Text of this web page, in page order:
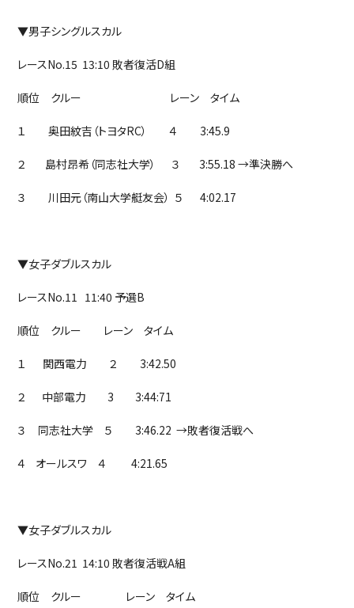
▼男子シングルスカル
レースNo.15 13:10 敗者復活D組
順位 クルー レーン タイム
１ 奥田紋吉（トヨタRC） ４ 3:45.9
２ 島村昂希（同志社大学） ３ 3:55.18 →準決勝へ
３ 川田元（南山大学艇友会） ５ 4:02.17
▼女子ダブルスカル
レースNo.11 11:40 予選B
順位 クルー レーン タイム
１ 関西電力 ２ 3:42.50
２ 中部電力 3 3:44:71
３ 同志社大学 ５ 3:46.22 →敗者復活戦へ
４ オールスワ ４ 4:21.65
▼女子ダブルスカル
レースNo.21 14:10 敗者復活戦A組
順位 クルー レーン タイム